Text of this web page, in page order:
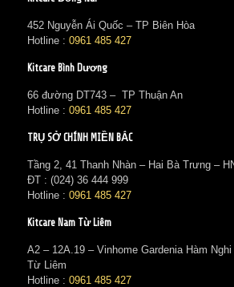
452 Nguyễn Ái Quốc – TP Biên Hòa
Hotline : 0961 485 427
Kitcare Bình Dương
66 đường DT743 – TP Thuận An
Hotline : 0961 485 427
TRỤ SỞ CHÍNH MIỀN BẮC
Tầng 2, 41 Thanh Nhàn – Hai Bà Trưng –
ĐT : (024) 36 444 999
Hotline : 0961 485 427
Kitcare Nam Từ Liêm
A2 – 12A.19 – Vinhome Gardenia Hàm
Từ Liêm
Hotline : 0961 485 427